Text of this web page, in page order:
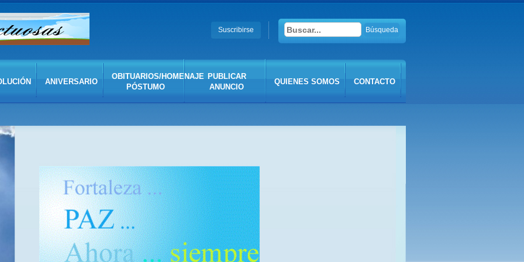
Suscribirse
Search
for:
de duelo, homenajes póstumos
ANIVERSARIO
OBITUARIOS/HOMENAJE
PÓSTUMO
PUBLICAR
ANUNCIO
QUIENES SOMOS CONTACTO